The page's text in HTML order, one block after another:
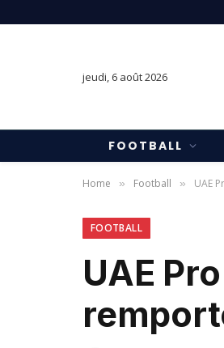
jeudi, 6 août 2026
FOOTBALL
Home » Football » UAE
FOOTBALL
UAE